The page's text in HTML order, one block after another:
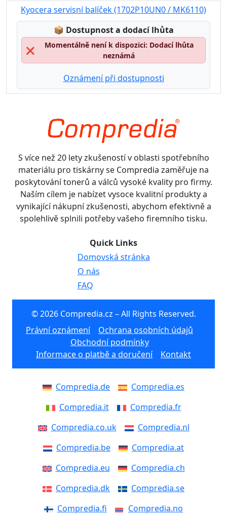
Kyocera servisní balíček (1702P10UN0 / MK6110)
📦 Lagerstatus:
Dostupnost a dodací lhůta
❌
Momentálně není k dispozici: Dodací lhůta
neznámá
Oznámení při dostupnosti
S více než 20 lety zkušeností v oblasti spotřebního
materiálu pro tiskárny se Compredia zaměřuje na
poskytování tonerů a válců vysoké kvality pro firmy.
Naším cílem je nabízet vysoce kvalitní produkty a
vynikající nákupní zkušenosti, abychom efektivně a
spolehlivě splnili potřeby vašeho firemního tisku.
Quick Links
Domovská stránka
O nás
FAQ
© 2026 Compredia.cz – All Rights Reserved.
Právní oznámení
Ochrana osobních údajů
Obchodní podmínky
Informace o platbě a doručení
Kontakt
Compredia.de
Compredia.es
Compredia.it
Compredia.fr
Compredia.co.uk
Compredia.nl
Compredia.be
Compredia.at
Compredia.eu
Compredia.ch
Compredia.dk
Compredia.se
Compredia.fi
Compredia.no